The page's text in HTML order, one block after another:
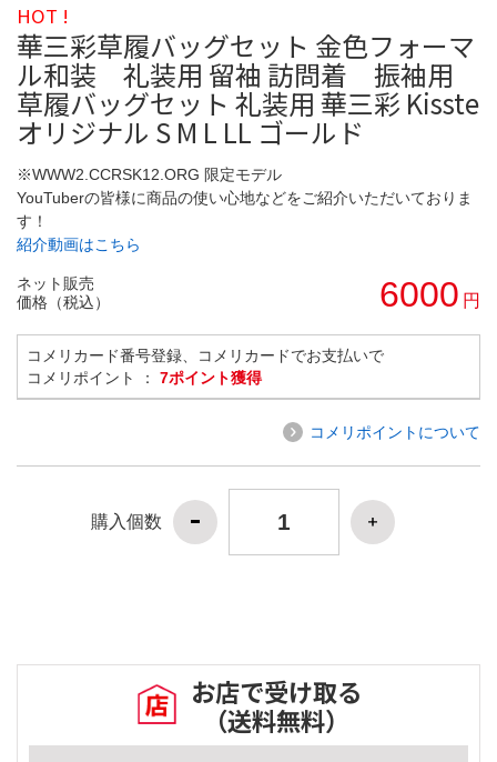
HOT !
華三彩草履バッグセット 金色フォーマ
ル和装 礼装用 留袖 訪問着 振袖用
草履バッグセット 礼装用 華三彩 Kisste
オリジナル S M L LL ゴールド
※WWW2.CCRSK12.ORG 限定モデル
YouTuberの皆様に商品の使い心地などをご紹介いただいておりま
す！
紹介動画はこちら
ネット販売
価格（税込）
6000 円
コメリカード番号登録、コメリカードでお支払いで
コメリポイント ： 7ポイント獲得
コメリポイントについて
購入個数
お店で受け取る
（送料無料）